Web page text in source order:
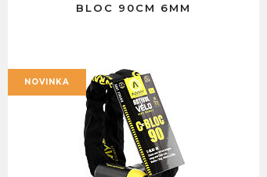
BLOC 90CM 6MM
NOVINKA